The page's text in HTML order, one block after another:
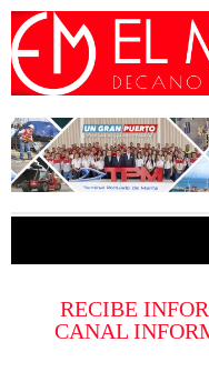
RECIBE
CANAL